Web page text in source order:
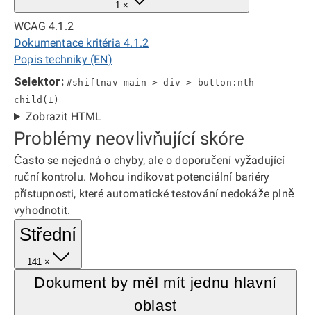
1 ×
WCAG 4.1.2
Dokumentace kritéria 4.1.2
Popis techniky (EN)
Selektor: #shiftnav-main > div > button:nth-
child(1)
Zobrazit HTML
Problémy neovlivňující skóre
Často se nejedná o chyby, ale o doporučení vyžadující
ruční kontrolu. Mohou indikovat potenciální bariéry
přístupnosti, které automatické testování nedokáže plně
vyhodnotit.
Střední
141 ×
Dokument by měl mít jednu hlavní
oblast